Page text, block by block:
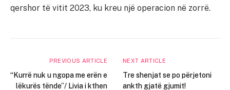
qershor të vitit 2023, ku kreu një operacion në zorrë.
PREVIOUS ARTICLE
“Kurrë nuk u ngopa me erën e
lëkurës tënde”/ Livia i kthen
NEXT ARTICLE
Tre shenjat se po përjetoni
ankth gjatë gjumit!